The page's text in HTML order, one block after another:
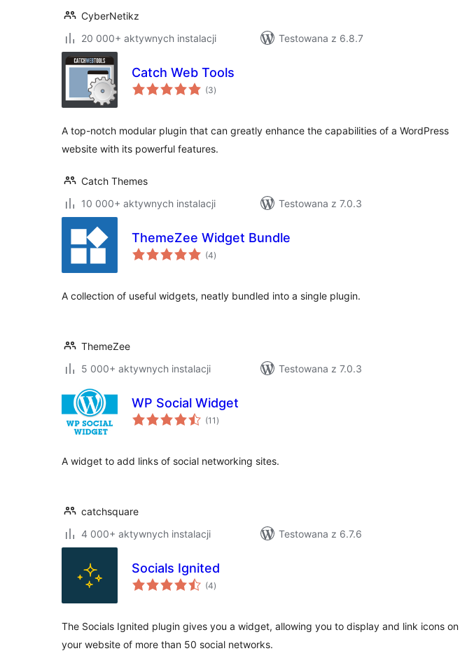
CyberNetikz
20 000+ aktywnych instalacji
Testowana z 6.8.7
Catch Web Tools
(3wszystkich
ocen
)
A top-notch modular plugin that can greatly enhance the capabilities of a WordPress
website with its powerful features.
Catch Themes
10 000+ aktywnych instalacji
Testowana z 7.0.3
ThemeZee Widget Bundle
(4wszystkich
ocen
)
A collection of useful widgets, neatly bundled into a single plugin.
ThemeZee
5 000+ aktywnych instalacji
Testowana z 7.0.3
WP Social Widget
(11 wszystkich
ocen
)
A widget to add links of social networking sites.
catchsquare
4 000+ aktywnych instalacji
Testowana z 6.7.6
Socials Ignited
(4wszystkich
ocen
)
The Socials Ignited plugin gives you a widget, allowing you to display and link icons on
your website of more than 50 social networks.